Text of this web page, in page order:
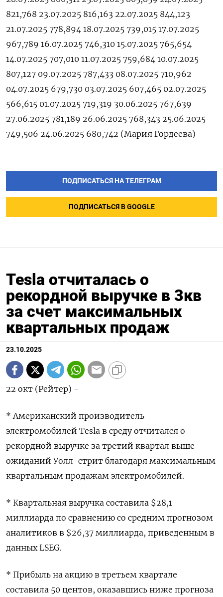
821,768 23.07.2025 816,163 22.07.2025 844,123
21.07.2025 778,894 18.07.2025 739,015 17.07.2025
967,789 16.07.2025 746,310 15.07.2025 765,654
14.07.2025 707,010 11.07.2025 759,684 10.07.2025
807,127 09.07.2025 787,433 08.07.2025 710,962
04.07.2025 679,730 03.07.2025 607,465 02.07.2025
566,615 01.07.2025 719,319 30.06.2025 767,639
27.06.2025 781,189 26.06.2025 768,343 25.06.2025
749,506 24.06.2025 680,742 (Мария Гордеева)
ПОДПИСАТЬСЯ НА ТЕЛЕГРАМ
ПОДПИСАТЬСЯ В GOOGLE
Tesla отчиталась о
рекордной выручке в 3кв
за счет максимальных
квартальных продаж
23.10.2025
22 окт (Рейтер) -
* Американский производитель
электромобилей Tesla в среду отчитался о
рекордной выручке за третий квартал выше
ожиданий Уолл-стрит благодаря максимальным
квартальным продажам электромобилей.
* Квартальная выручка составила $28,1
миллиарда по сравнению со средним прогнозом
аналитиков в $26,37 миллиарда, приведенным в
данных LSEG.
* Прибыль на акцию в третьем квартале
составила 50 центов, оказавшись ниже прогноза